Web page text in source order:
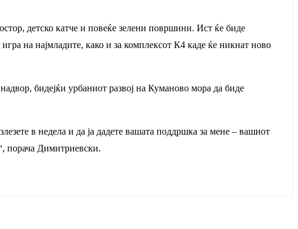
детско катче и повеќе зелени површини. Ист ќе биде
на најмладите, како и за комплексот К4 каде ќе никнат ново
бидејќи урбаниот развој на Куманово мора да биде
в недела и да ја дадете вашата поддршка за мене – вашиот
порача Димитриевски.